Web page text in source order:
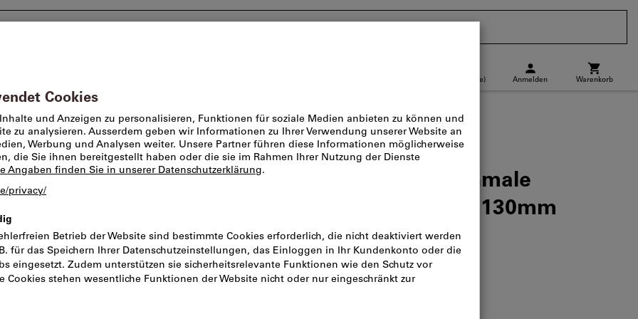
de) Anmelden Warenkorb
Zangen Seitenschneider
Elektronik-Seitenschneider schmale
Ausführung, KW, ganze Länge: 130mm
Artikel-Nr.:726628 Katalog-Nr.:726682